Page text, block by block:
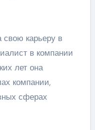
свою карьеру в
в компании
лет она
компании,
сферах